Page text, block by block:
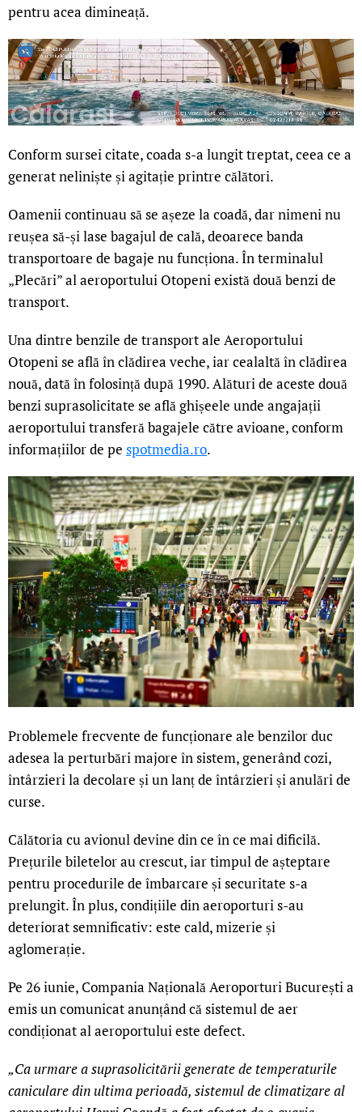
pentru acea dimineață.
Conform sursei citate, coada s-a lungit treptat, ceea ce a
generat neliniște și agitație printre călători.
Oamenii continuau să se așeze la coadă, dar nimeni nu
reușea să-și lase bagajul de cală, deoarece banda
transportoare de bagaje nu funcționa. În terminalul
„Plecări” al aeroportului Otopeni există două benzi de
transport.
Una dintre benzile de transport ale Aeroportului
Otopeni se află în clădirea veche, iar cealaltă în clădirea
nouă, dată în folosință după 1990. Alături de aceste două
benzi suprasolicitate se află ghișeele unde angajații
aeroportului transferă bagajele către avioane, conform
informațiilor de pe spotmedia.ro.
Problemele frecvente de funcționare ale benzilor duc
adesea la perturbări majore în sistem, generând cozi,
întârzieri la decolare și un lanț de întârzieri și anulări de
curse.
Călătoria cu avionul devine din ce în ce mai dificilă.
Prețurile biletelor au crescut, iar timpul de așteptare
pentru procedurile de îmbarcare și securitate s-a
prelungit. În plus, condițiile din aeroporturi s-au
deteriorat semnificativ: este cald, mizerie și
aglomerație.
Pe 26 iunie, Compania Națională Aeroporturi București a
emis un comunicat anunțând că sistemul de aer
condiționat al aeroportului este defect.
„Ca urmare a suprasolicitării generate de temperaturile
caniculare din ultima perioadă, sistemul de climatizare al